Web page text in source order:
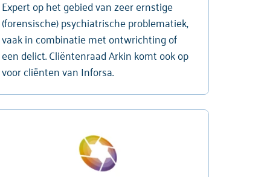
Expert op het gebied van zeer ernstige
(forensische) psychiatrische problematiek,
vaak in combinatie met ontwrichting of
een delict. Cliëntenraad Arkin komt ook op
voor cliënten van Inforsa.